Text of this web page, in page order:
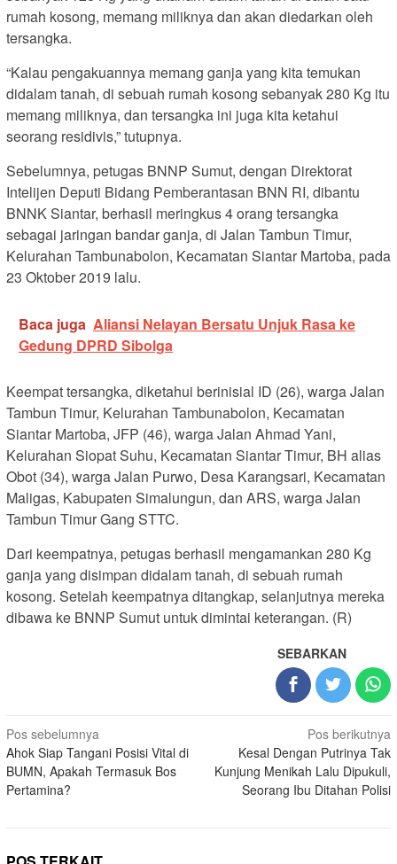
rumah kosong, memang miliknya dan akan diedarkan oleh
tersangka.
“Kalau pengakuannya memang ganja yang kita temukan
didalam tanah, di sebuah rumah kosong sebanyak 280 Kg itu
memang miliknya, dan tersangka ini juga kita ketahui
seorang residivis,” tutupnya.
Sebelumnya, petugas BNNP Sumut, dengan Direktorat
Intelijen Deputi Bidang Pemberantasan BNN RI, dibantu
BNNK Siantar, berhasil meringkus 4 orang tersangka
sebagai jaringan bandar ganja, di Jalan Tambun Timur,
Kelurahan Tambunabolon, Kecamatan Siantar Martoba, pada
23 Oktober 2019 lalu.
Baca juga Aliansi Nelayan Bersatu Unjuk Rasa ke
Gedung DPRD Sibolga
Keempat tersangka, diketahui berinisial ID (26), warga Jalan
Tambun Timur, Kelurahan Tambunabolon, Kecamatan
Siantar Martoba, JFP (46), warga Jalan Ahmad Yani,
Kelurahan Siopat Suhu, Kecamatan Siantar Timur, BH alias
Obot (34), warga Jalan Purwo, Desa Karangsari, Kecamatan
Maligas, Kabupaten Simalungun, dan ARS, warga Jalan
Tambun Timur Gang STTC.
Dari keempatnya, petugas berhasil mengamankan 280 Kg
ganja yang disimpan didalam tanah, di sebuah rumah
kosong. Setelah keempatnya ditangkap, selanjutnya mereka
dibawa ke BNNP Sumut untuk dimintai keterangan. (R)
SEBARKAN
Navigasi
pos
Pos sebelumnya
Ahok Siap Tangani Posisi Vital di
BUMN, Apakah Termasuk Bos
Pertamina?
Pos berikutnya
Kesal Dengan Putrinya Tak
Kunjung Menikah Lalu Dipukuli,
Seorang Ibu Ditahan Polisi